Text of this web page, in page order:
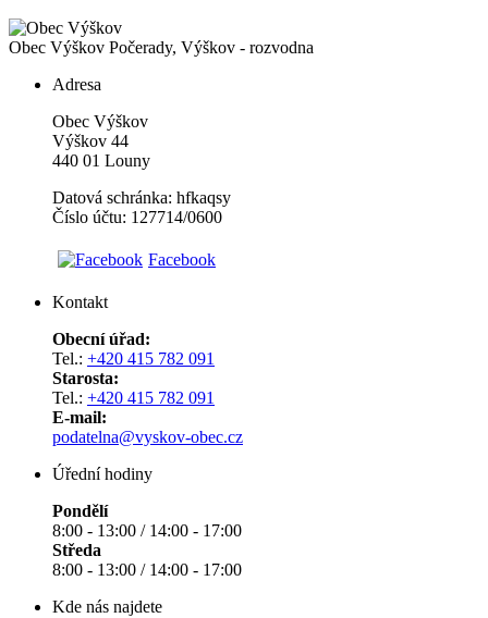
Obec Výškov Počerady, Výškov - rozvodna
Adresa
Obec Výškov
Výškov 44
440 01 Louny
Datová schránka: hfkaqsy
Číslo účtu: 127714/0600
Facebook
Kontakt
Obecní úřad:
Tel.: +420 415 782 091
Starosta:
Tel.: +420 415 782 091
E-mail:
podatelna@vyskov-obec.cz
Úřední hodiny
Pondělí
8:00 - 13:00 / 14:00 - 17:00
Středa
8:00 - 13:00 / 14:00 - 17:00
Kde nás najdete